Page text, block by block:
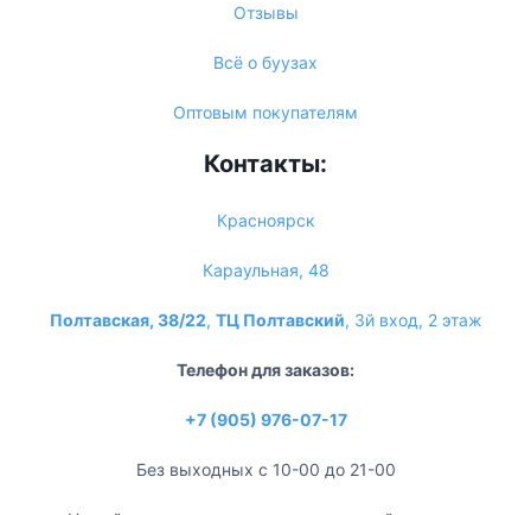
Отзывы
Всё о буузах
Оптовым покупателям
Контакты:
Красноярск
Караульная, 48
Полтавская, 38/22, ТЦ Полтавский, 3й вход, 2 этаж
Телефон для заказов:
+7 (905) 976-07-17
Без выходных с 10-00 до 21-00